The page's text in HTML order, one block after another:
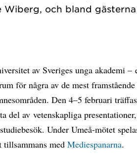
och bland gästerna
av Sveriges unga akademi –
för några av de mest
Den 4–5 februari
del av vetenskapliga
Under Umeå-mötet
tillsammans medMediespanarna.